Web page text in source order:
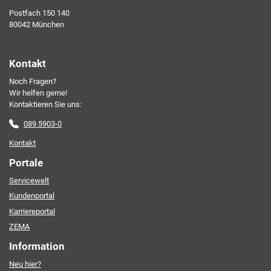
einverstanden. Detaillierte Informationen zur Verarbeitung
Postfach 150 140
80042 München
Kontakt
Noch Fragen?
Wir helfen gerne!
Kontaktieren Sie uns:
089 5903-0
Kontakt
Portale
Servicewelt
Kundenportal
Karriereportal
ZEMA
Information
Neu hier?